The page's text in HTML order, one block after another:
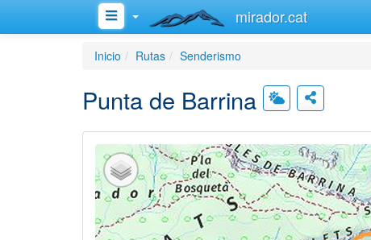
mirador.cat
Inicio Rutas Senderismo
Punta de Barrina